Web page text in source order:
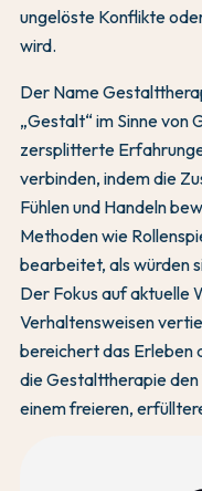
ungelöste Konflikte
wird.
Der Name
„Gestalt“ im Sinne von
zersplitterte
verbinden, indem die
Fühlen und Handeln
Methoden wie
bearbeitet, als würden
Der Fokus auf aktuelle
Verhaltensweisen
bereichert das Erleben
die Gestalttherapie
einem freieren,